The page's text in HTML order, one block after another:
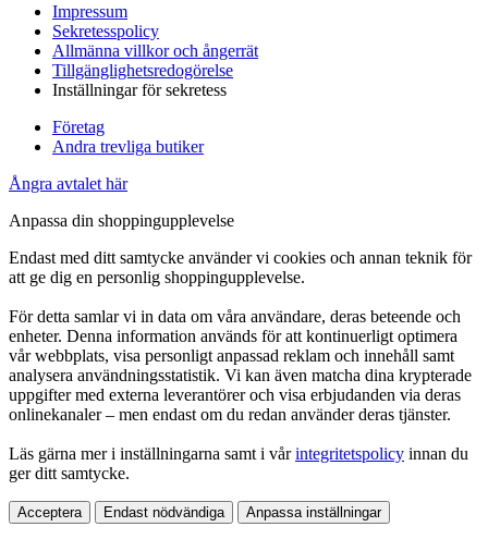
Impressum
Sekretesspolicy
Allmänna villkor och ångerrät
Tillgänglighetsredogörelse
Inställningar för sekretess
Företag
Andra trevliga butiker
Ångra avtalet här
Anpassa din shoppingupplevelse
Endast med ditt samtycke använder vi cookies och annan teknik för
att ge dig en personlig shoppingupplevelse.
För detta samlar vi in data om våra användare, deras beteende och
enheter. Denna information används för att kontinuerligt optimera
vår webbplats, visa personligt anpassad reklam och innehåll samt
analysera användningsstatistik. Vi kan även matcha dina krypterade
uppgifter med externa leverantörer och visa erbjudanden via deras
onlinekanaler – men endast om du redan använder deras tjänster.
Läs gärna mer i inställningarna samt i vårintegritetspolicy innan du
ger ditt samtycke.
Acceptera Endast nödvändiga Anpassa inställningar